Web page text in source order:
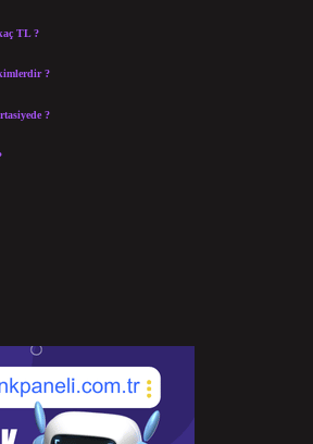
TL ?
?
?